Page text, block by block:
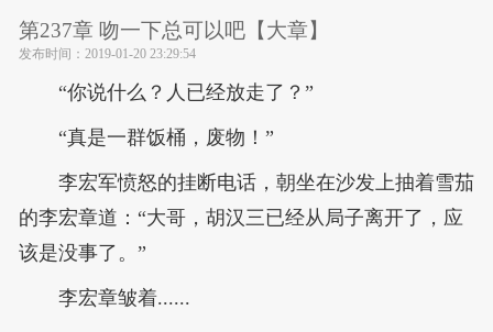
第237章 吻一下总可以吧【大章】
发布时间： 2019-01-20 23:29:54
“你说什么？人已经放走了？”
“真是一群饭桶，废物！”
李宏军愤怒的挂断电话，朝坐在沙发上抽着雪茄
的李宏章道：“大哥，胡汉三已经从局子离开了，应
该是没事了。”
李宏章皱着......